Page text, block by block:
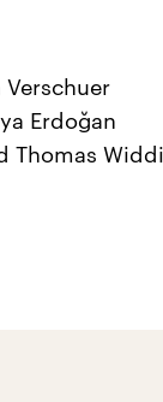
Erdoğan
Thomas